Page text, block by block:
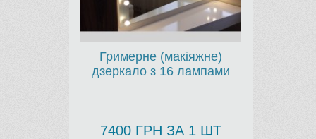
Гримерне (макіяжне)
дзеркало з 16 лампами
7400 ГРН ЗА 1 ШТ